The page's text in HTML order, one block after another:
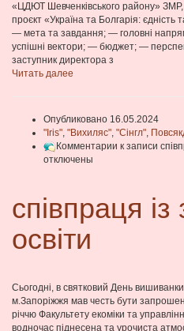
«ЦДЮТ Шевченківського району» ЗМР,
проєкт «Україна та Болгарія: єдність
— мета та завдання; — головні
успішні вектори; — бюджет; —
заступник директора з
Читать далее
Опубликовано 16.05.2024
"Iris", "Вихиляс", "Сінгл",
Комментарии к записи
отключены
співпраця
освіти
Сьогодні, в святковий День
м.Запоріжжя мав честь бути
річчю Факультету екоміки та
водночас піднесена та урочиста